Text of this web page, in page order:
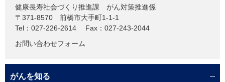
健康長寿社会づくり推進課
がん対策推進係
〒371-8570
前橋市大手町1-1-1
Tel：027-226-2614
Fax：027-243-2044
お問い合わせフォーム
がんを知る